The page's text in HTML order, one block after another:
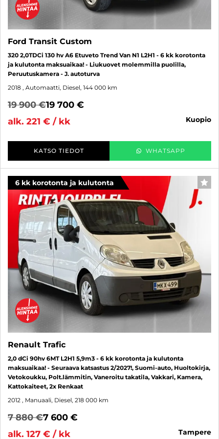
Ford Transit Custom
320 2,0TDCi 130 hv A6 Etuveto Trend Van N1 L2H1 - 6 kk korotonta
ja kulutonta maksuaikaa! - Liukuovet molemmilla puolilla,
Peruutuskamera - J. autoturva
2018 , Automaatti, Diesel, 144 000 km
19 900 €19 700 €
alk. 221 € / kk
kuopio
KATSO TIEDOT WHATSAPP
6 kk korotonta ja kulutonta
Renault Trafic
2,0 dCi 90hv 6MT L2H1 5,9m3 - 6 kk korotonta ja kulutonta
maksuaikaa! - Seuraava katsastus 2/2027!, Suomi-auto, Huoltokirja,
Vetokoukku, Polt.lämmitin, Vaneroitu takatila, Vakkari, Kamera,
Kattokaiteet, 2x Renkaat
2012 , Manuaali, Diesel, 218 000 km
7 880 €7 600 €
alk. 127 € / kk
tampere